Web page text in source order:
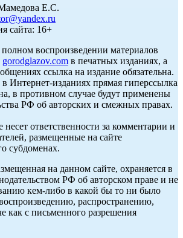
Е.С.
сайта: 16+
воспроизведении материалов
gorodglazov.com в печатных изданиях, а
ссылка на издание обязательна.
Интернет-изданиях прямая гиперссылка
в противном случае будут применены
РФ об авторских и смежных правах.
несет ответственности за комментарии и
размещенные на сайте
субдоменах.
на данном сайте, охраняется в
РФ об авторском праве и не
кем-либо в какой бы то ни было
распространению,
как с письменного разрешения